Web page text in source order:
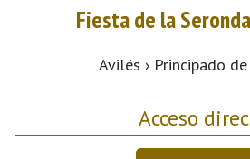
Fiesta de la
Avilés › Principado
Acceso